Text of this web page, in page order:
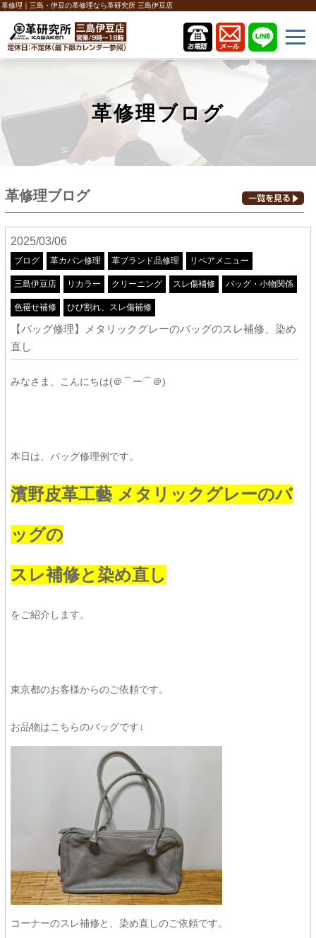
革修理｜三島・伊豆の革修理なら革研究所 三島伊豆店
革修理ブログ
革修理ブログ
2025/03/06
ブログ 革カバン修理 革ブランド品修理 リペアメニュー
三島伊豆店 リカラー クリーニング スレ傷補修 バッグ・小物関係
色褪せ補修 ひび割れ、スレ傷補修
【バッグ修理】メタリックグレーのバッグのスレ補修、染め
直し
みなさま、こんにちは(＠⌒ー⌒＠)
本日は、バッグ修理例です。
濱野皮革工藝 メタリックグレーのバ
ッグの
スレ補修と染め直し
をご紹介します。
東京都のお客様からのご依頼です。
お品物はこちらのバッグです↓
コーナーのスレ補修と、染め直しのご依頼です。